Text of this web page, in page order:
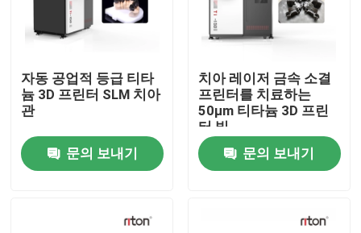
접촉
제품 소개
레이저는 3D 프린터를 금속을 입힙니다
자동 공업적 등급 티타
늄 3D 프린터 SLM 치아
관
문의 보내기
치아 레이저 금속 소결
프린터를 치료하는
50μm 티타늄 3D 프린
터 빛
문의 보내기